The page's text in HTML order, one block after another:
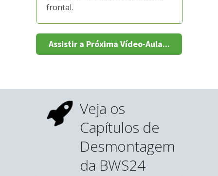
frontal.
Assistir a Próxima Vídeo-Aula...
Veja os
Capítulos de
Desmontagem
da BWS24